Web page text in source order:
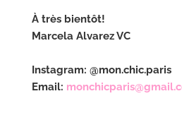
À très bientôt!
Marcela Alvarez VC
Instagram: @mon.chic.paris
Email: